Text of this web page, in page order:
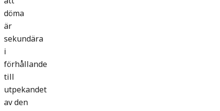
döma
är
sekundära
i
förhållande
till
utpekandet
av den